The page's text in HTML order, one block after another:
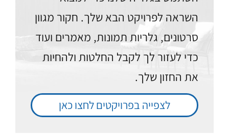
השראה לפרויקט הבא שלך. חקור מגוון
סרטונים, גלריות תמונות, מאמרים ועוד
כדי לעזור לך לקבל החלטות ולהחיות
את החזון שלך.
לצפייה בפרויקטים לחצו כאן